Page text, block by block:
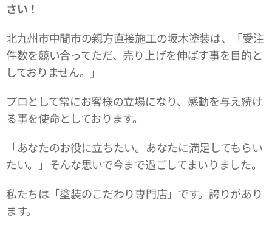
さい！
北九州市中間市の親方直接施工の坂木塗装は、「受注
件数を競い合ってただ、売り上げを伸ばす事を目的と
しておりません。」
プロとして常にお客様の立場になり、感動を与え続け
る事を使命としております。
「あなたのお役に立ちたい。あなたに満足してもらい
たい。」そんな思いで今まで過ごしてまいりました。
私たちは「塗装のこだわり専門店」です。誇りがあり
ます。